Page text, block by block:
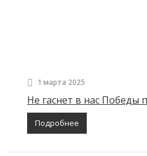
1 марта 2025
Не гаснет в нас Победы
Подробнее